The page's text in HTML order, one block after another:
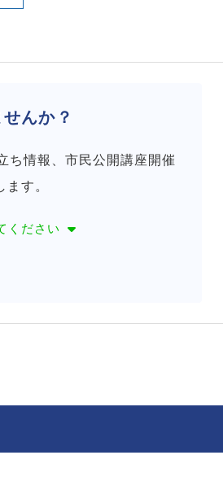
んか？
ち情報、市民公開講座開催
す。
ください